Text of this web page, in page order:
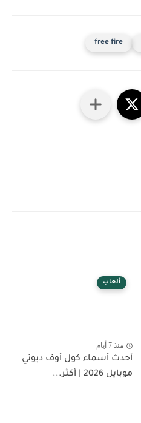
free fire
ألعاب
منذ 7 أيام
أحدث أسماء كول أوف ديوتي
موبايل 2026 | أكثر...